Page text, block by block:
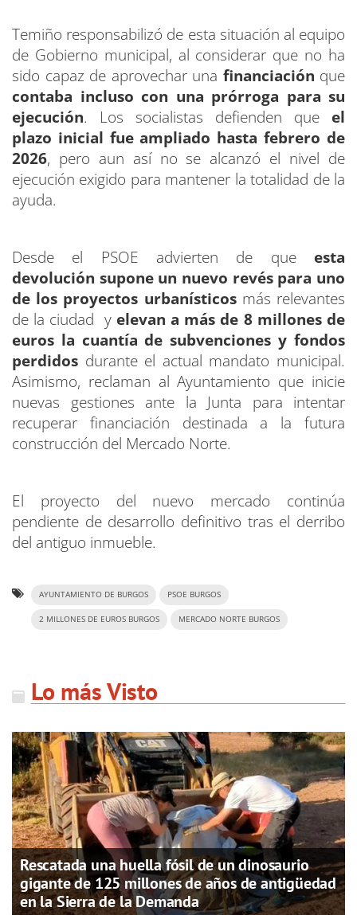
Temiño responsabilizó de esta situación al equipo
de Gobierno municipal, al considerar que no ha
sido capaz de aprovechar una financiación que
contaba incluso con una prórroga para su
ejecución. Los socialistas defienden que el
plazo inicial fue ampliado hasta febrero de
2026, pero aun así no se alcanzó el nivel de
ejecución exigido para mantener la totalidad de la
ayuda.
Desde el PSOE advierten de que esta
devolución supone un nuevo revés para uno
de los proyectos urbanísticosmás relevantes
de la ciudad yelevan a más de 8 millones de
euros la cuantía de subvenciones y fondos
perdidos durante el actual mandato municipal.
Asimismo, reclaman al Ayuntamiento que inicie
nuevas gestiones ante la Junta para intentar
recuperar financiación destinada a la futura
construcción del Mercado Norte.
El proyecto del nuevo mercado continúa
pendiente de desarrollo definitivo tras el derribo
del antiguo inmueble.
AYUNTAMIENTO DE BURGOS PSOE BURGOS
2 MILLONES DE EUROS BURGOS MERCADO NORTE BURGOS
Lo más Visto
Rescatada una huella fósil de un dinosaurio
gigante de 125 millones de años de antigüedad
en la Sierra de la Demanda